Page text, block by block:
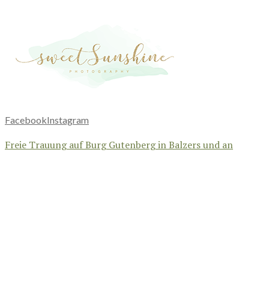
FacebookInstagram
Freie Trauung auf Burg Gutenberg in Balzers und an